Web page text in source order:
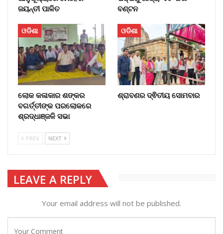
ଜୟନ୍ତୀ ପାଳିତ
ବଣ୍ଟନ
ଓଡିଶା
ଲୋକ କଳାକାର ଶଙ୍କର
ବଗର୍ତ୍ତୀଙ୍କ ପରଲୋକରେ
ଶ୍ରଦ୍ଧାଞ୍ଜଳି ସଭା
ଓଡିଶା
ଶ୍ରାବଣର ଦ୍ଵିତୀୟ ସୋମବାର
PREV NEXT
LEAVE A REPLY
Your email address will not be published.